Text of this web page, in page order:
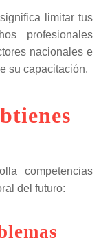
limitar tus
profesionales
nacionales e
su capacitación.
competencias
del futuro: